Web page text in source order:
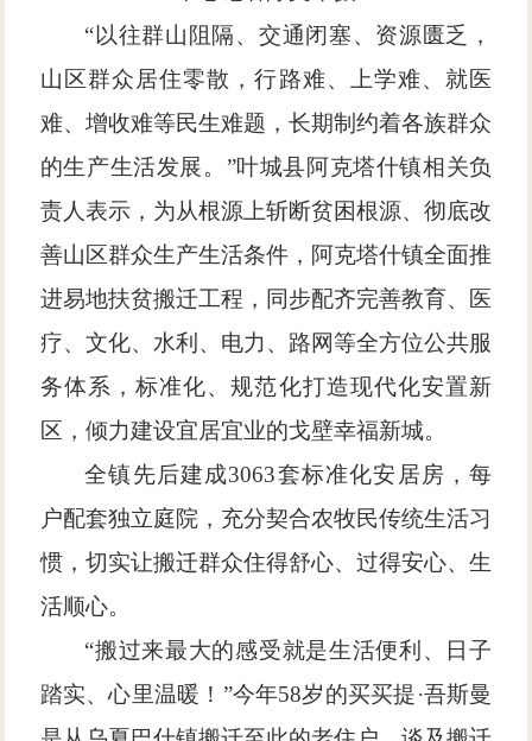
“以往群山阻隔、交通闭塞、资源匮乏，
山区群众居住零散，行路难、上学难、就医
难、增收难等民生难题，长期制约着各族群众
的生产生活发展。”叶城县阿克塔什镇相关负
责人表示，为从根源上斩断贫困根源、彻底改
善山区群众生产生活条件，阿克塔什镇全面推
进易地扶贫搬迁工程，同步配齐完善教育、医
疗、文化、水利、电力、路网等全方位公共服
务体系，标准化、规范化打造现代化安置新
区，倾力建设宜居宜业的戈壁幸福新城。
全镇先后建成3063套标准化安居房，每
户配套独立庭院，充分契合农牧民传统生活习
惯，切实让搬迁群众住得舒心、过得安心、生
活顺心。
“搬过来最大的感受就是生活便利、日子
踏实、心里温暖！”今年58岁的买买提·吾斯曼